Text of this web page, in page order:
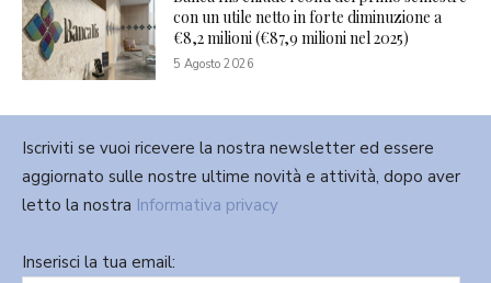
con un utile netto in forte diminuzione a
€8,2 milioni (€87,9 milioni nel 2025)
5 Agosto 2026
Iscriviti se vuoi ricevere la nostra newsletter ed essere
aggiornato sulle nostre ultime novità e attività, dopo aver
letto la nostra Informativa privacy
Inserisci la tua email: